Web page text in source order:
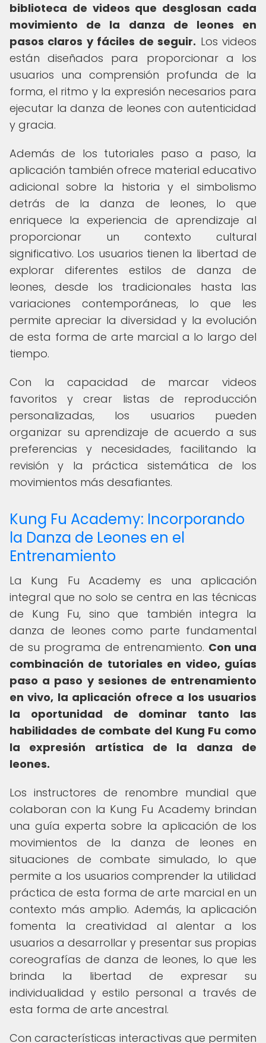
biblioteca de videos que desglosan cada
movimiento de la danza de leones en
pasos claros y fáciles de seguir. Los videos
están diseñados para proporcionar a los
usuarios una comprensión profunda de la
forma, el ritmo y la expresión necesarios para
ejecutar la danza de leones con autenticidad
y gracia.
Además de los tutoriales paso a paso, la
aplicación también ofrece material educativo
adicional sobre la historia y el simbolismo
detrás de la danza de leones, lo que
enriquece la experiencia de aprendizaje al
proporcionar un contexto cultural
significativo. Los usuarios tienen la libertad de
explorar diferentes estilos de danza de
leones, desde los tradicionales hasta las
variaciones contemporáneas, lo que les
permite apreciar la diversidad y la evolución
de esta forma de arte marcial a lo largo del
tiempo.
Con la capacidad de marcar videos
favoritos y crear listas de reproducción
personalizadas, los usuarios pueden
organizar su aprendizaje de acuerdo a sus
preferencias y necesidades, facilitando la
revisión y la práctica sistemática de los
movimientos más desafiantes.
Kung Fu Academy: Incorporando
la Danza de Leones en el
Entrenamiento
La Kung Fu Academy es una aplicación
integral que no solo se centra en las técnicas
de Kung Fu, sino que también integra la
danza de leones como parte fundamental
de su programa de entrenamiento. Con una
combinación de tutoriales en video, guías
paso a paso y sesiones de entrenamiento
en vivo, la aplicación ofrece a los usuarios
la oportunidad de dominar tanto las
habilidades de combate del Kung Fu como
la expresión artística de la danza de
leones.
Los instructores de renombre mundial que
colaboran con la Kung Fu Academy brindan
una guía experta sobre la aplicación de los
movimientos de la danza de leones en
situaciones de combate simulado, lo que
permite a los usuarios comprender la utilidad
práctica de esta forma de arte marcial en un
contexto más amplio. Además, la aplicación
fomenta la creatividad al alentar a los
usuarios a desarrollar y presentar sus propias
coreografías de danza de leones, lo que les
brinda la libertad de expresar su
individualidad y estilo personal a través de
esta forma de arte ancestral.
Con características interactivas que permiten